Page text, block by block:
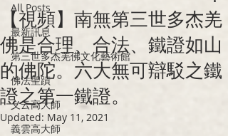
All Posts
最新訊息
第三世多杰羌佛文化藝術館
佛法聖蹟
义云高大師
義雲高大師
【視頻】南無第三世多杰羌
佛是合理、合法、鐵證如山
的佛陀。六大無可辯駁之鐵
證之第一鐵證。
Updated: May 11, 2021